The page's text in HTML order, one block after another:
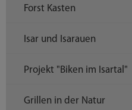
Forst Kasten
Isar und Isarauen
Projekt "Biken im Isartal"
Grillen in der Natur